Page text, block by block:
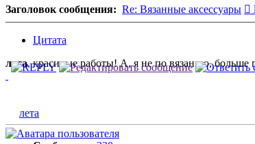
Заголовок сообщения: Re: Вязанные аксессуары
Цитата
лета, красивые работы! А, я не по вязанию,
лета